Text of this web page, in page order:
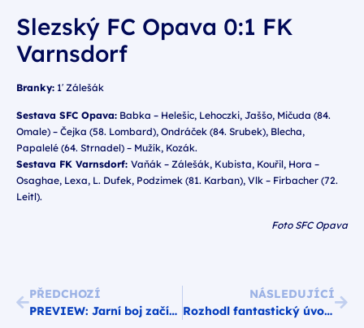
Slezský FC Opava 0:1 FK
Varnsdorf
Branky: 1′ Zálešák
Sestava SFC Opava: Babka – Helešic, Lehoczki, Jaššo, Mičuda (84.
Omale) – Čejka (58. Lombard), Ondráček (84. Srubek), Blecha,
Papalelé (64. Strnadel) – Mužík, Kozák.
Sestava FK Varnsdorf: Vaňák – Zálešák, Kubista, Kouřil, Hora –
Osaghae, Lexa, L. Dufek, Podzimek (81. Karban), Vlk – Firbacher (72.
Leitl).
Foto SFC Opava
PŘEDCHOZÍ
PREVIEW: Jarní boj začíná, Varnsdorf čeká Opava
NÁSLEDUJÍCÍ
Rozhodl fantastický úvod. Kluci ukázali srdce